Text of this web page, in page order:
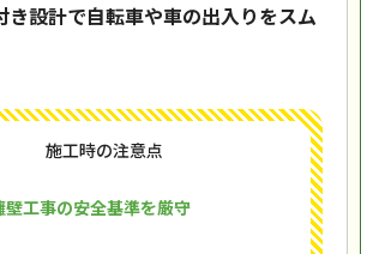
き設計で自転車や車の出入りをスム
施工時の注意点
壁工事の安全基準を厳守